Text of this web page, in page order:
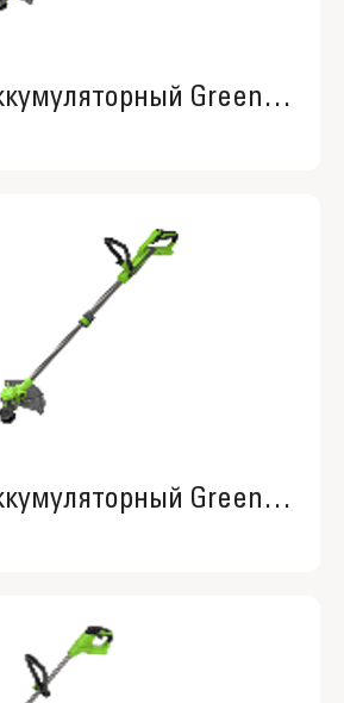
Триммер аккумуляторный Greenworks GD24LT331, 2113407
Триммер аккумуляторный Greenworks G40LT331, 2113507